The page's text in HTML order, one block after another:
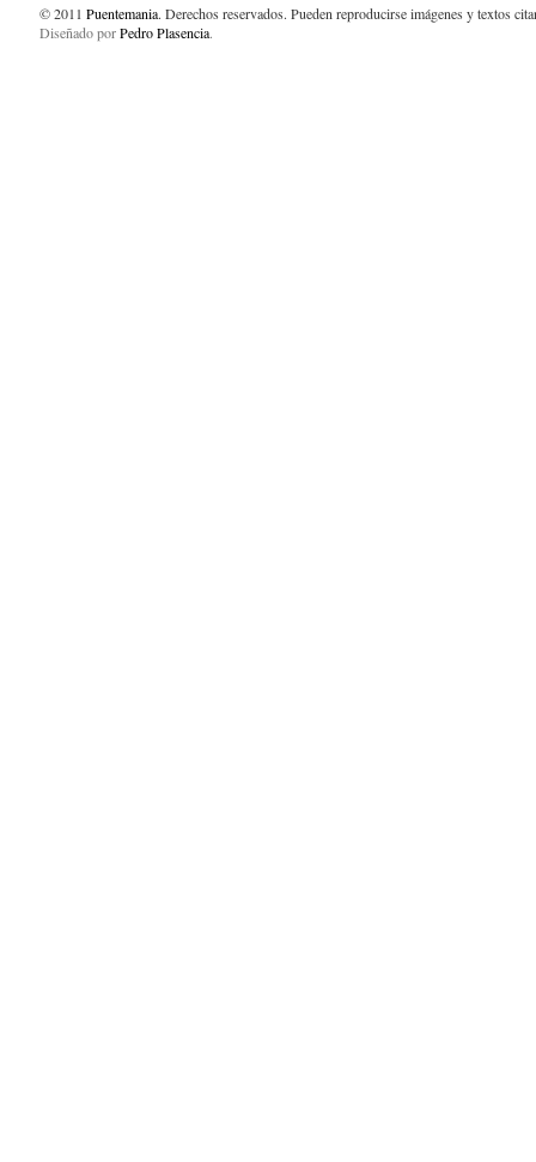
© 2011 Puentemania. Derechos reservados. Pueden reproducirse imágenes y textos
Diseñado porPedro Plasencia.